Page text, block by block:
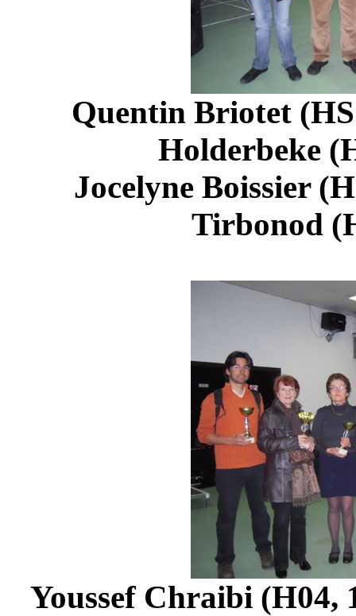
Quentin Briotet
Holderbeke
Jocelyne Boissier
Tirbonod
Youssef Chraibi (H04,